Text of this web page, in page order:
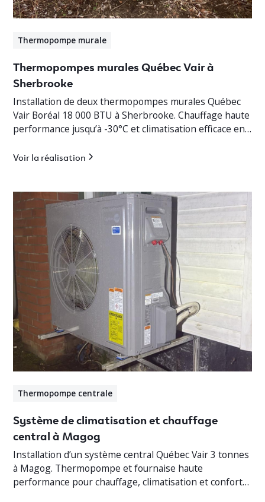
Thermopompe murale
Thermopompes murales Québec Vair à
Sherbrooke
Installation de deux thermopompes murales Québec
Vair Boréal 18 000 BTU à Sherbrooke. Chauffage haute
performance jusqu’à -30°C et climatisation efficace en
Voir la réalisation
Thermopompe centrale
Système de climatisation et chauffage
central à Magog
Installation d’un système central Québec Vair 3 tonnes
à Magog. Thermopompe et fournaise haute
performance pour chauffage, climatisation et confort